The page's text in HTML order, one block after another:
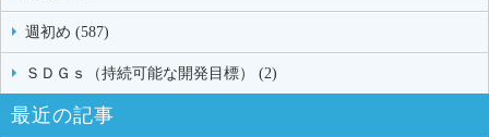
週初め (587)
ＳＤＧｓ（持続可能な開発目標） (2)
最近の記事